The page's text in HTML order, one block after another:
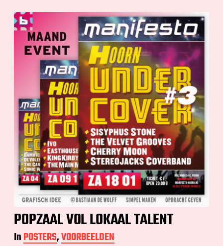
POPZAAL VOL LOKAAL TALENT
InPOSTERS,VOORBEELDEN